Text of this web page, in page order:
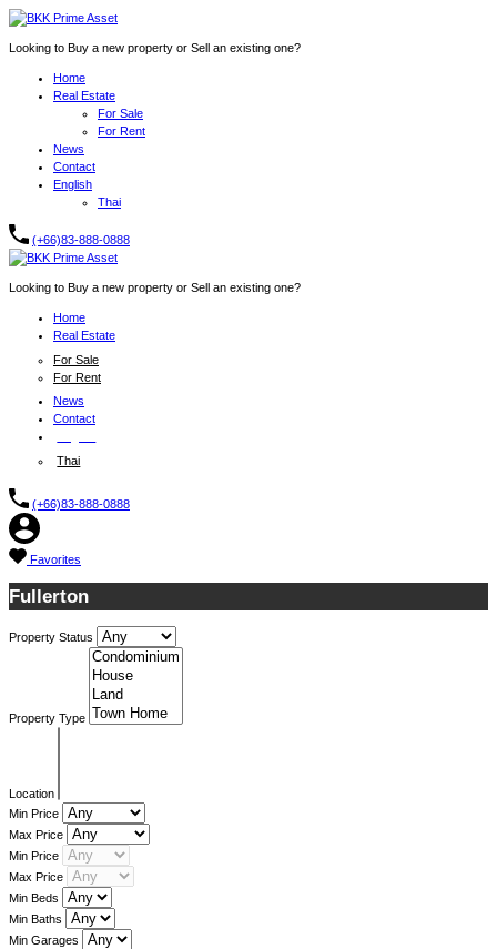
Looking to Buy a new property or Sell an existing one?
Home
Real Estate
For Sale
For Rent
News
Contact
English
Thai
(+66)83-888-0888
Looking to Buy a new property or Sell an existing one?
Home
Real Estate
For Sale
For Rent
News
Contact
Thai
(+66)83-888-0888
Favorites
Fullerton
Property Status
Property Type
Location
Min Price
Max Price
Min Price
Max Price
Min Beds
Min Baths
Min Garages